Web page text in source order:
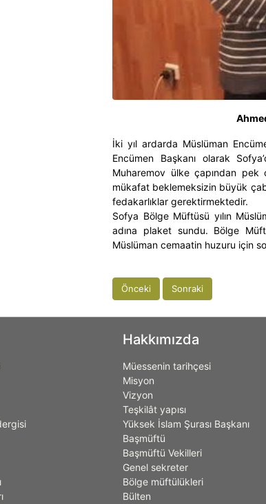
İki yıl ardarda Müslüman
Encümen Başkanı olarak
Muharemov ülke çapından pek
mükafat beklemeksizin büyük
fedakarlıklar gerektirmektedir.
Sofya Bölge Müftüsü yılın
adına plaket sundu. Bölge
Müslüman cemaatin huzuru için
Önceki Sonraki
Hakkımızda
Müessenin tarihçesi
Misyon
Vizyon
Teşkilât yapısı
Yüksek İslam Şurası Başkanı
Başmüftü
Başmüftü Vekilleri
Genel sekreter
Bölge müftülükleri
Bülten